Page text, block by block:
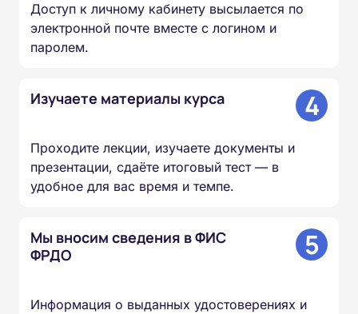
Доступ к личному кабинету высылается по
электронной почте вместе с логином и
паролем.
Изучаете материалы курса 4
Проходите лекции, изучаете документы и
презентации, сдаёте итоговый тест — в
удобное для вас время и темпе.
Мы вносим сведения в ФИС
ФРДО
5
Информация о выданных удостоверениях и